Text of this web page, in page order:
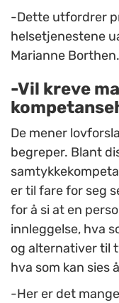
-Dette utfordrer
helsetjenestene
Marianne Borthen.
-Vil kreve
De mener
begreper. Blant
er til fare for seg
for å si at en
innleggelse, hva
og alternativer til
hva som kan sies
-Her er det